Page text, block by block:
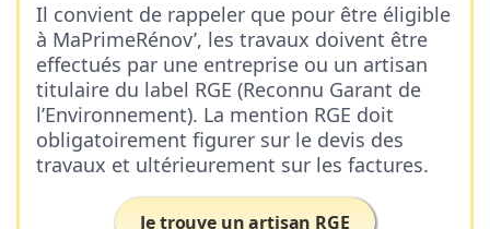
Il convient de rappeler que pour être éligible
à MaPrimeRénov’, les travaux doivent être
effectués par une entreprise ou un artisan
titulaire du label RGE (Reconnu Garant de
l’Environnement). La mention RGE doit
obligatoirement figurer sur le devis des
travaux et ultérieurement sur les factures.
Je trouve un artisan RGE